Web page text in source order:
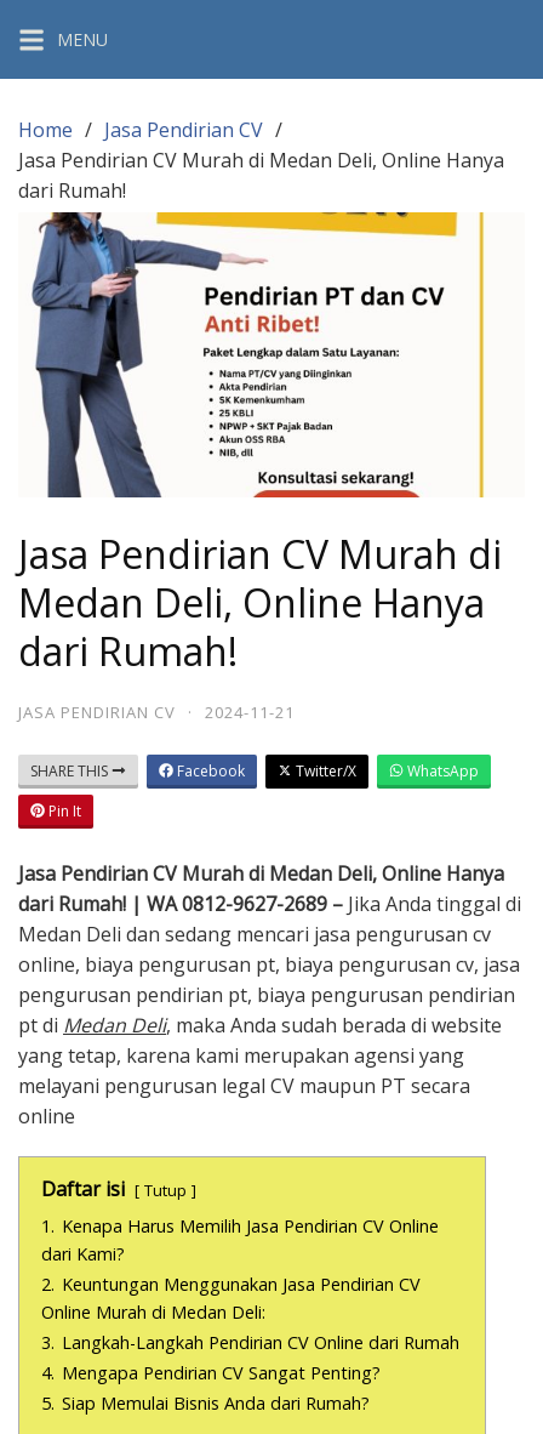
content
MENU
Home
Jasa Pendirian CV
Jasa Pendirian CV Murah di Medan Deli, Online Hanya
dari Rumah!
Jasa Pendirian CV Murah di
Medan Deli, Online Hanya
dari Rumah!
JASA PENDIRIAN CV · 2024-11-21
SHARE THIS Facebook Twitter/X
WhatsApp
Pin It
Jasa Pendirian CV Murah di Medan Deli, Online Hanya
dari Rumah! | WA 0812-9627-2689 – Jika Anda tinggal di
Medan Deli dan sedang mencari jasa pengurusan cv
online, biaya pengurusan pt, biaya pengurusan cv, jasa
pengurusan pendirian pt, biaya pengurusan pendirian
pt di Medan Deli, maka Anda sudah berada di website
yang tetap, karena kami merupakan agensi yang
melayani pengurusan legal CV maupun PT secara
online
Daftar isi Tutup
1. Kenapa Harus Memilih Jasa Pendirian CV Online
dari Kami?
2. Keuntungan Menggunakan Jasa Pendirian CV
Online Murah di Medan Deli:
3. Langkah-Langkah Pendirian CV Online dari Rumah
4. Mengapa Pendirian CV Sangat Penting?
5. Siap Memulai Bisnis Anda dari Rumah?